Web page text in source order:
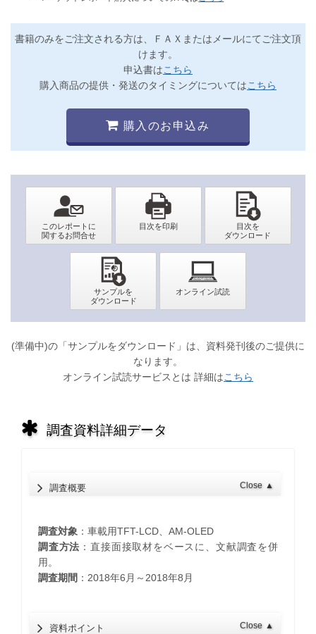
書籍のみをご注文される方は、ＦＡＸまたはメールにてご注文頂
けます。
申込書はこちら
購入商品の提供・発送のタイミングについてはこちら
購入のお申込み
(準備中)の「サンプルをダウンロード」は、資料発刊後のご提供に
なります。
オンライン試読サービスとは 詳細はこちら
調査資料詳細データ
調査概要 Close ▲
調査対象 ：車載用TFT-LCD、AM-OLED
調査方法 ：直接面接取材をベースに、文献調査を併
用。
調査期間 ：2018年6月～2018年8月
資料ポイント Close ▲